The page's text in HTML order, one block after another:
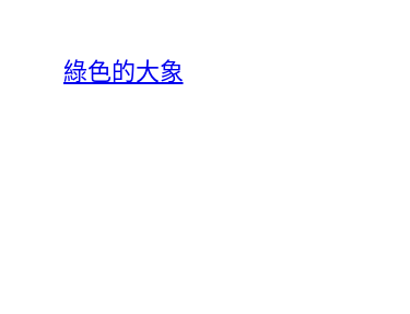
綠色的大象